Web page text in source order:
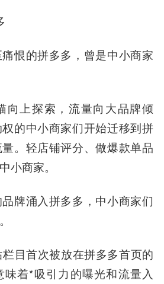
恨的拼多多，曾是中小商家
向上探索，流量向大品牌倾
的中小商家们开始迁移到拼
。轻店铺评分、做爆款单品
小商家。
牌涌入拼多多，中小商家们
目首次被放在拼多多首页的
着*吸引力的曝光和流量入